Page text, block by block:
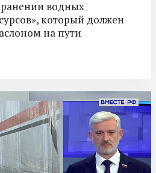
водных
который должен
на пути